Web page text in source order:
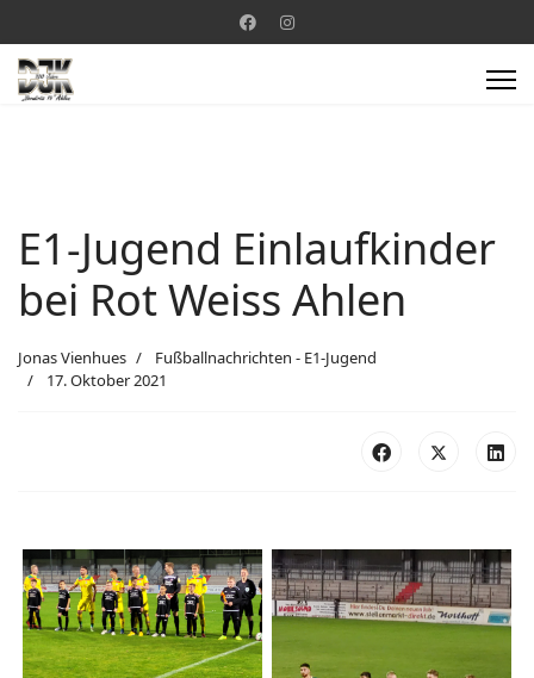
E1-Jugend Einlaufkinder
bei Rot Weiss Ahlen
Jonas Vienhues
Fußballnachrichten - E1-Jugend
17. Oktober 2021